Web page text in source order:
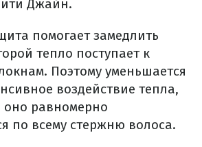
Джайн.
помогает замедлить
тепло поступает к
Поэтому уменьшается
воздействие тепла,
оно равномерно
по всему стержню волоса.